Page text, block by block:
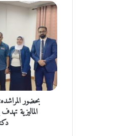
ب
و
ر
ا
ل
م
ر
بحضور
الماليزية